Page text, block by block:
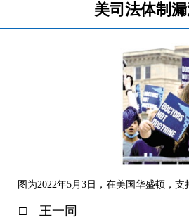
美司法体制
图为2022年5月3日，在美国华盛顿，支
□ 王一同